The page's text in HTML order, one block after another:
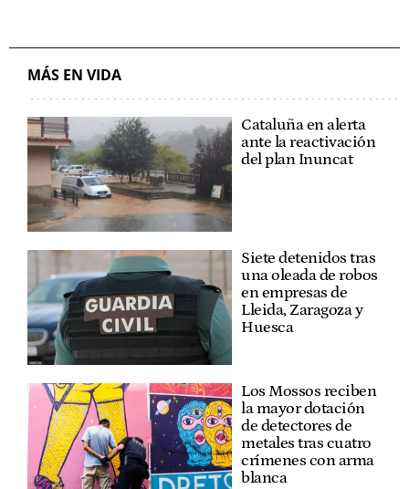
MÁS EN VIDA
Cataluña en alerta
ante la reactivación
del plan Inuncat
Siete detenidos tras
una oleada de robos
en empresas de
Lleida, Zaragoza y
Huesca
Los Mossos reciben
la mayor dotación
de detectores de
metales tras cuatro
crímenes con arma
blanca